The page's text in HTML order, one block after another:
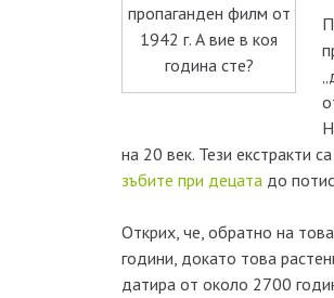
пропаганден филм от
1942 г. А вие в коя
година сте?
на 20 век. Тези екстракти
зъбите при децата до
Открих, че, обратно на
години, докато това
датира от около 2700